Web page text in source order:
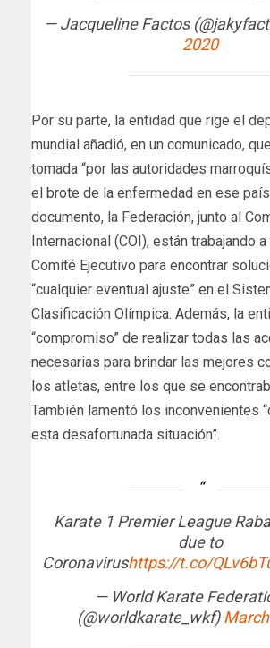
— Jacqueline Factos
2020
Por su parte, la entidad que rige el
mundial añadió, en un comunicado,
tomada “por las autoridades
el brote de la enfermedad en ese
documento, la Federación, junto al
Internacional (COI), están trabajando
Comité Ejecutivo para encontrar
“cualquier eventual ajuste” en el
Clasificación Olímpica. Además, la
“compromiso” de realizar todas las
necesarias para brindar las mejores
los atletas, entre los que se
También lamentó los inconvenientes
esta desafortunada situación”.
Karate 1 Premier League
due to
Coronavirushttps://t.co/
— World Karate
(@worldkarate_wkf)